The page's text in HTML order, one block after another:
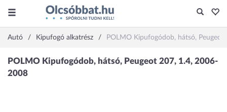
Autó Kipufogó alkatrész POLMO Kipufogódob, hátsó,